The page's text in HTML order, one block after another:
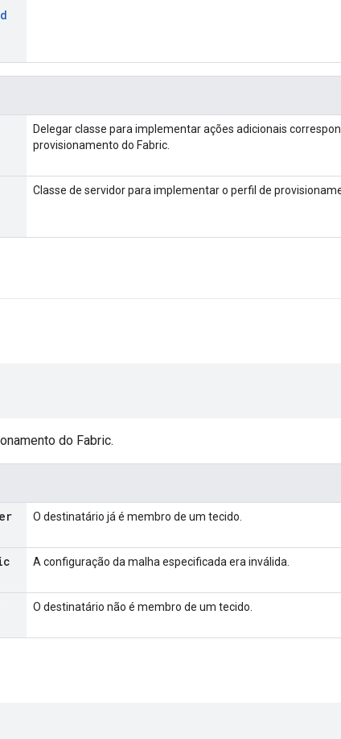
Delegar classe para implementar ações adicionais
provisionamento do Fabric.
Classe de servidor para implementar o perfil de
do Fabric.
O destinatário já é membro de um tecido.
A configuração da malha especificada era inválida.
O destinatário não é membro de um tecido.